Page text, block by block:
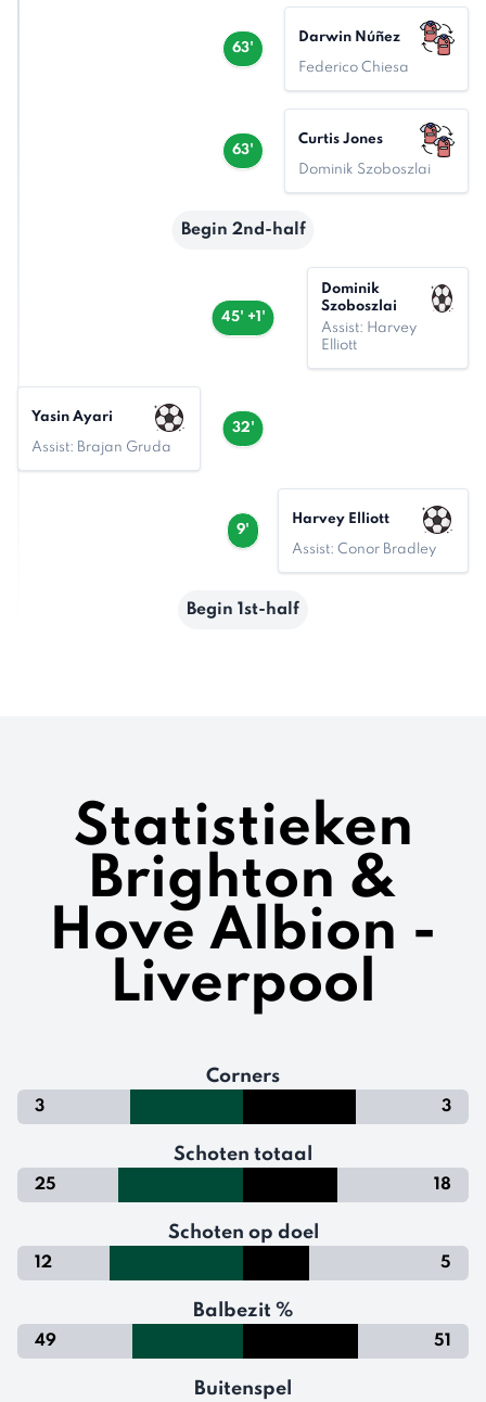
63'
Darwin Núñez
Federico Chiesa
63'
Curtis Jones
Dominik Szoboszlai
Begin 2nd-half
45' +1'
Dominik
Szoboszlai
Assist: Harvey
Elliott
32'
Yasin Ayari
Assist: Brajan Gruda
9'
Harvey Elliott
Assist: Conor Bradley
Begin 1st-half
Statistieken
Brighton &
Hove Albion -
Liverpool
Corners
3 3
Schoten totaal
25 18
Schoten op doel
12 5
Balbezit %
49 51
Buitenspel